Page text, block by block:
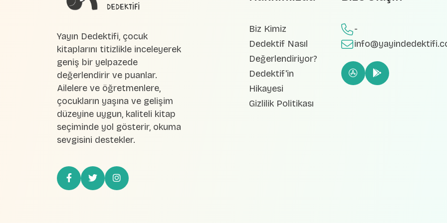
Yayın Dedektifi, çocuk
kitaplarını titizlikle inceleyerek
geniş bir yelpazede
değerlendirir ve puanlar.
Ailelere ve öğretmenlere,
çocukların yaşına ve gelişim
düzeyine uygun, kaliteli kitap
seçiminde yol gösterir, okuma
sevgisini destekler.
Biz Kimiz
Dedektif Nasıl
Değerlendiriyor?
Dedektif'in
Hikayesi
Gizlilik Politikası
-